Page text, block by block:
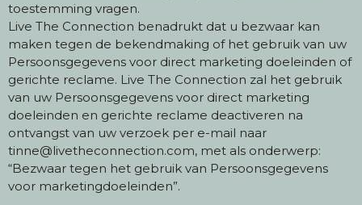
toestemming vragen.
Live The Connection benadrukt dat u bezwaar kan
maken tegen de bekendmaking of het gebruik van uw
Persoonsgegevens voor direct marketing doeleinden of
gerichte reclame. Live The Connection zal het gebruik
van uw Persoonsgegevens voor direct marketing
doeleinden en gerichte reclame deactiveren na
ontvangst van uw verzoek per e-mail naar
tinne@livetheconnection.com, met als onderwerp:
“Bezwaar tegen het gebruik van Persoonsgegevens
voor marketingdoeleinden”.